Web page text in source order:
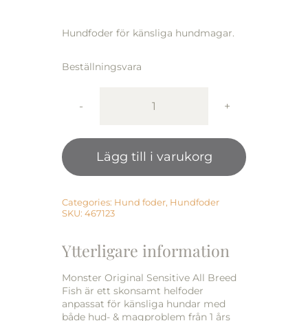
Hundfoder för känsliga hundmagar.
Beställningsvara
Monster
Orig.
Puppy
Sens.
Fish
mängd
Lägg till i varukorg
Categories: Hund foder, Hundfoder
SKU: 467123
Ytterligare information
Monster Original Sensitive All Breed
Fish är ett skonsamt helfoder
anpassat för känsliga hundar med
både hud- & magproblem från 1 års